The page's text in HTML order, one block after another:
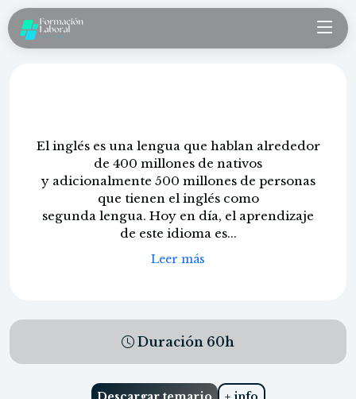
El inglés es una lengua que hablan alrededor
de 400 millones de nativos
y adicionalmente 500 millones de personas
que tienen el inglés como
segunda lengua. Hoy en día, el aprendizaje
de este idioma es...
Leer más
Duración 60h